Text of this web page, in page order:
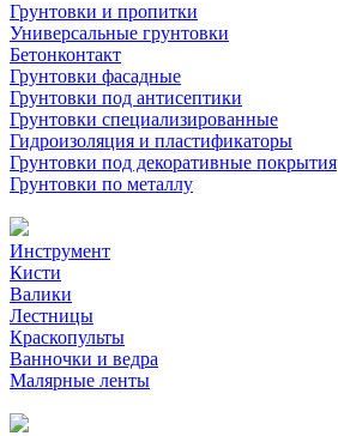
Грунтовки и пропитки
Универсальные грунтовки
Бетонконтакт
Грунтовки фасадные
Грунтовки под антисептики
Грунтовки специализированные
Гидроизоляция и пластификаторы
Грунтовки под декоративные покрытия
Грунтовки по металлу
Инструмент
Кисти
Валики
Лестницы
Краскопульты
Ванночки и ведра
Малярные ленты